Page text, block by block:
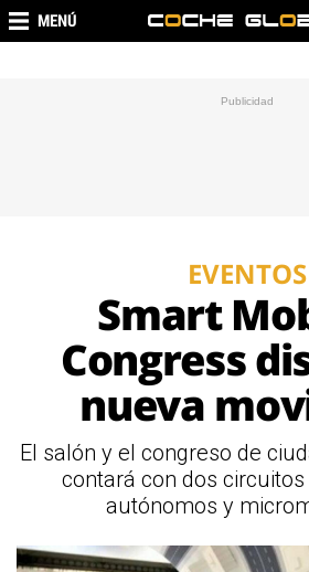
MENÚ
EVENTOS
Smart
Congress
nueva
El salón y el congreso de
contará con dos
autónomos y